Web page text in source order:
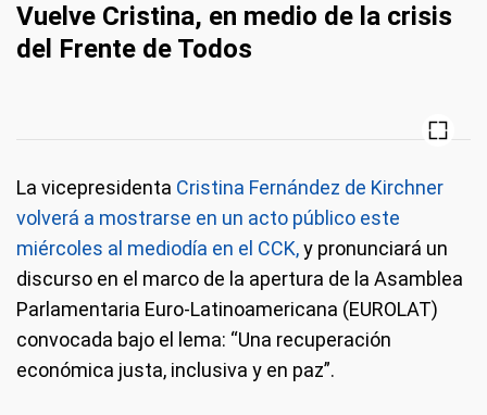
Vuelve Cristina, en medio de la crisis
del Frente de Todos
La vicepresidenta Cristina Fernández de Kirchner
volverá a mostrarse en un acto público este
miércoles al mediodía en el CCK,y pronunciará un
discurso en el marco de la apertura de la Asamblea
Parlamentaria Euro-Latinoamericana (EUROLAT)
convocada bajo el lema: “Una recuperación
económica justa, inclusiva y en paz”.